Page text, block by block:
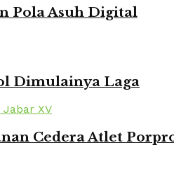
Pola Asuh Digital
Dimulainya Laga
Cedera Atlet